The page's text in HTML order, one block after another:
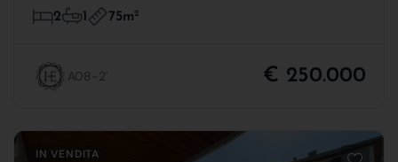
2 1 75m2
A08-2' € 250.000
IN VENDITA